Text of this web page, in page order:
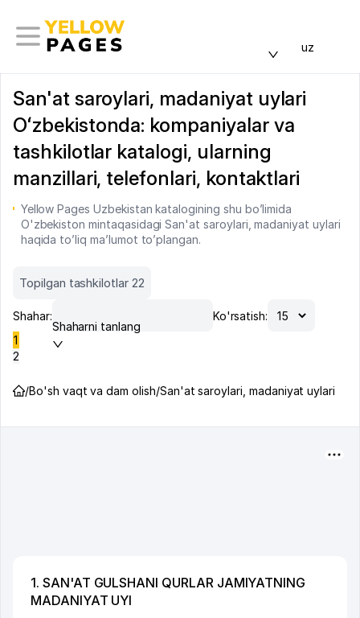
uz
San'at saroylari, madaniyat uylari
Oʻzbekistonda: kompaniyalar va
tashkilotlar katalogi, ularning
manzillari, telefonlari, kontaktlari
Yellow Pages Uzbekistan katalogining shu bo’limida
O'zbekiston mintaqasidagi San'at saroylari, madaniyat uylari
haqida to’liq ma’lumot to’plangan.
Topilgan tashkilotlar 22
Shahar:
Shaharni tanlang
Ko'rsatish:
1
2
/Bo'sh vaqt va dam olish/San'at saroylari, madaniyat uylari
1. SAN'AT GULSHANI QURLAR JAMIYATNING
MADANIYAT UYI